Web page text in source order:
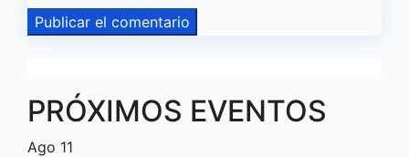
PRÓXIMOS EVENTOS
Ago 11